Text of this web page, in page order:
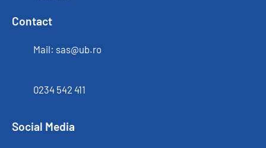
Contact
Mail: sas@ub.ro
0234 542 411
Social Media